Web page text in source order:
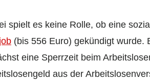
spielt es keine Rolle, ob eine
(bis 556 Euro) gekündigt wurde.
eine Sperrzeit beim
aus der